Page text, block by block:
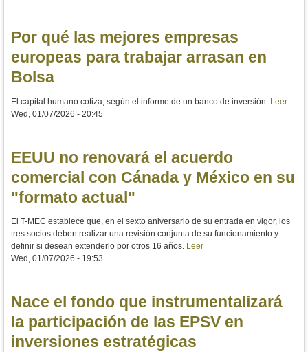
Por qué las mejores empresas
europeas para trabajar arrasan en
Bolsa
El capital humano cotiza, según el informe de un banco de inversión. Leer
Wed, 01/07/2026 - 20:45
EEUU no renovará el acuerdo
comercial con Cánada y México en su
"formato actual"
El T-MEC establece que, en el sexto aniversario de su entrada en vigor, los
tres socios deben realizar una revisión conjunta de su funcionamiento y
definir si desean extenderlo por otros 16 años. Leer
Wed, 01/07/2026 - 19:53
Nace el fondo que instrumentalizará
la participación de las EPSV en
inversiones estratégicas